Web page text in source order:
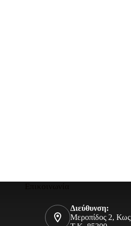
Διεύθυνση:
Μεροπίδος 2, Κως